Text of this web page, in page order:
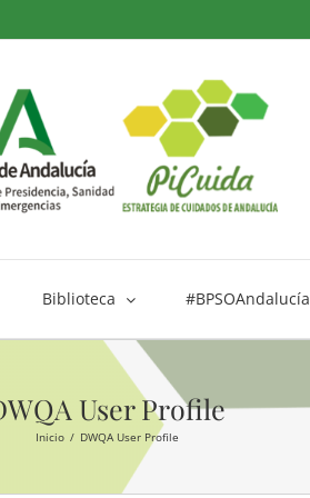
Biblioteca #BPSOAndalucía
User Profile
Inicio DWQA User Profile